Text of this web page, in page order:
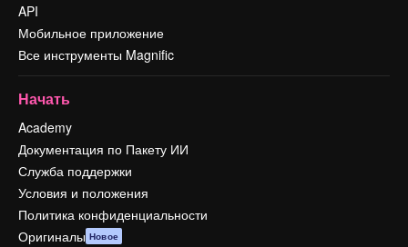
API
Мобильное приложение
Все инструменты Magnific
Начать
Academy
Документация по Пакету ИИ
Служба поддержки
Условия и положения
Политика конфиденциальности
Оригиналы Новое